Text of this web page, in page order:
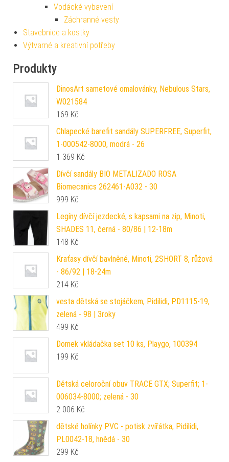
Vodácké vybavení
Záchranné vesty
Stavebnice a kostky
Výtvarné a kreativní potřeby
Produkty
DinosArt sametové omalovánky, Nebulous Stars,
W021584
169 Kč
Chlapecké barefit sandály SUPERFREE, Superfit,
1-000542-8000, modrá - 26
1 369 Kč
Dívčí sandály BIO METALIZADO ROSA
Biomecanics 262461-A032 - 30
999 Kč
Legíny dívčí jezdecké, s kapsami na zip, Minoti,
SHADES 11, černá - 80/86 | 12-18m
148 Kč
Kraťasy dívčí bavlněné, Minoti, 2SHORT 8, růžová
- 86/92 | 18-24m
214 Kč
vesta dětská se stojáčkem, Pidilidi, PD1115-19,
zelená - 98 | 3roky
499 Kč
Domek vkládačka set 10 ks, Playgo, 100394
199 Kč
Dětská celoroční obuv TRACE GTX; Superfit; 1-
006034-8000; zelená - 30
2 006 Kč
dětské holínky PVC - potisk zvířátka, Pidilidi,
PL0042-18, hnědá - 30
299 Kč